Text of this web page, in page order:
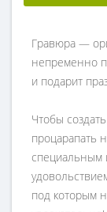
Гравюра —
непременно
и подарит
Чтобы
процарапать
под которым